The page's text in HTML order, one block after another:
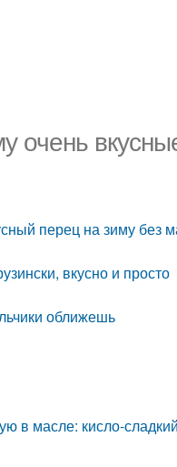
очень
перец на зиму без
вкусно и просто
оближешь
в масле: кисло-